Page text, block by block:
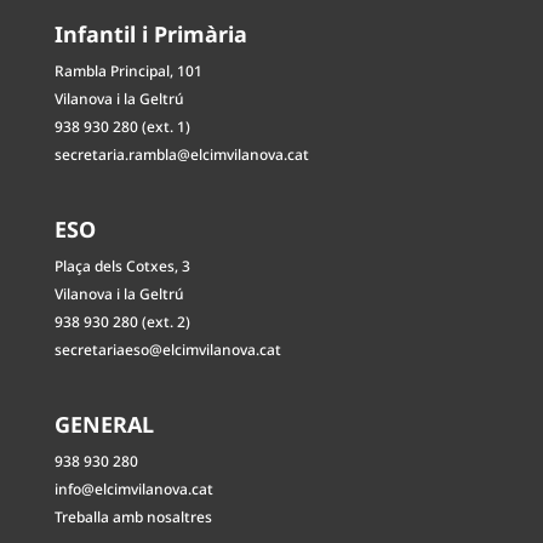
Infantil i Primària
Rambla Principal, 101
Vilanova i la Geltrú
938 930 280 (ext. 1)
secretaria.rambla@elcimvilanova.cat
ESO
Plaça dels Cotxes, 3
Vilanova i la Geltrú
938 930 280 (ext. 2)
secretariaeso@elcimvilanova.cat
GENERAL
938 930 280
info@elcimvilanova.cat
Treballa amb nosaltres